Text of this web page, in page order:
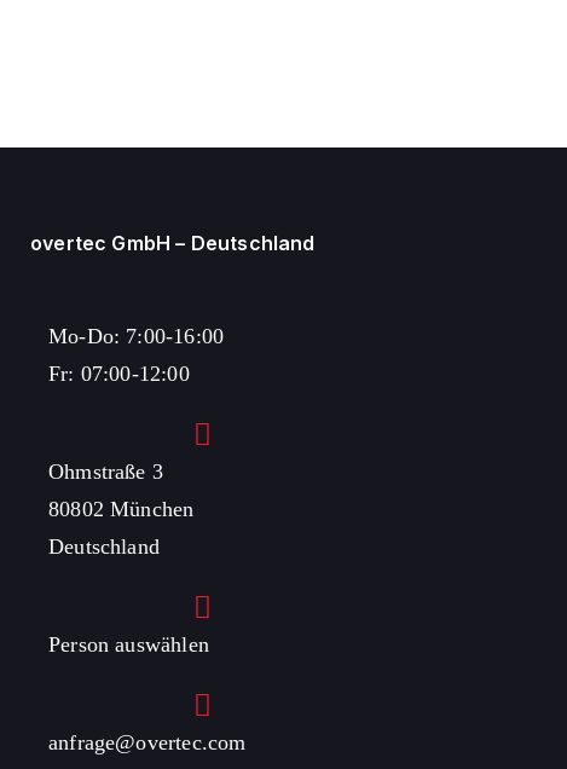
overtec GmbH – Deutschland
Mo-Do: 7:00-16:00
Fr: 07:00-12:00
Ohmstraße 3
80802 München
Deutschland
Person auswählen
anfrage@overtec.com